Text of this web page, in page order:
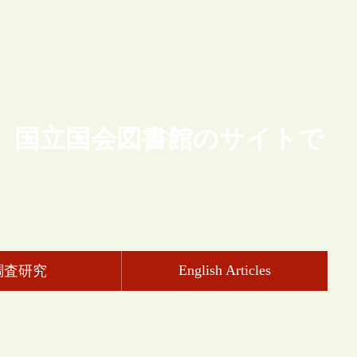
国立国会図書館のサイトで
査研究 English Articles